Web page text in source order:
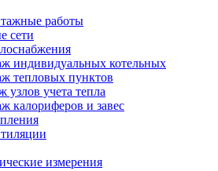
работы
сети
индивидуальных котельных
тепловых пунктов
узлов учета тепла
калориферов и завес
измерения